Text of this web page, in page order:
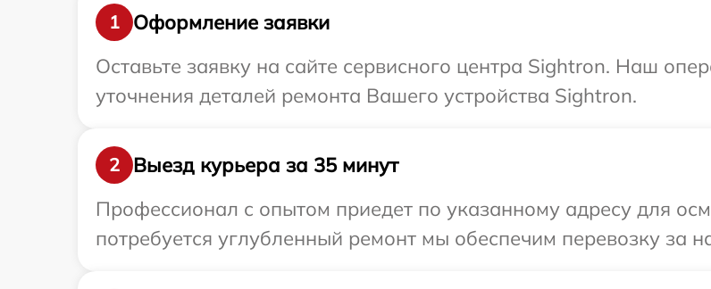
1
Оформление заявки
Оставьте заявку на сайте сервисного центра Sightron. Наш
уточнения деталей ремонта Вашего устройства Sightron.
2
Выезд курьера за 35 минут
Профессионал с опытом приедет по указанному адресу для
потребуется углубленный ремонт мы обеспечим перевозку за